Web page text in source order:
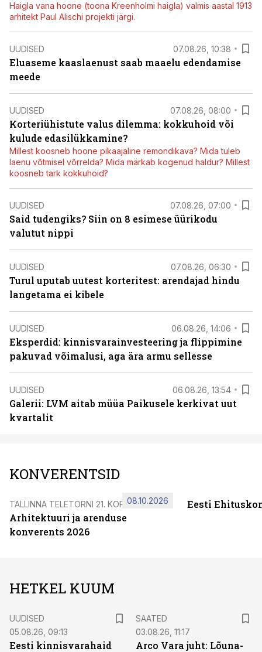
Haigla vana hoone (toona Kreenholmi haigla) valmis aastal 1913
arhitekt Paul Alischi projekti järgi.
UUDISED 07.08.26, 10:38
Eluaseme kaaslaenust saab maaelu edendamise
meede
UUDISED 07.08.26, 08:00
Korteriühistute valus dilemma: kokkuhoid või
kulude edasilükkamine?
Millest koosneb hoone pikaajaline remondikava? Mida tuleb
laenu võtmisel võrrelda? Mida märkab kogenud haldur? Millest
koosneb tark kokkuhoid?
UUDISED 07.08.26, 07:00
Said tudengiks? Siin on 8 esimese üürikodu
valutut nippi
UUDISED 07.08.26, 06:30
Turul uputab uutest korteritest: arendajad hindu
langetama ei kibele
UUDISED 06.08.26, 14:06
Eksperdid: kinnisvarainvesteering ja flippimine
pakuvad võimalusi, aga ära armu sellesse
UUDISED 06.08.26, 13:54
Galerii: LVM aitab müüa Paikusele kerkivat uut
kvartalit
KONVERENTSID
TALLINNA TELETORNI 21. KORRUSEL
Arhitektuuri ja arenduse
konverents 2026
08.10.2026 Eesti
HETKEL KUUM
UUDISED
05.08.26, 09:13
Eesti kinnisvarahaid
SAATED
03.08.26, 11:17
Arco Vara juht: Lõuna-